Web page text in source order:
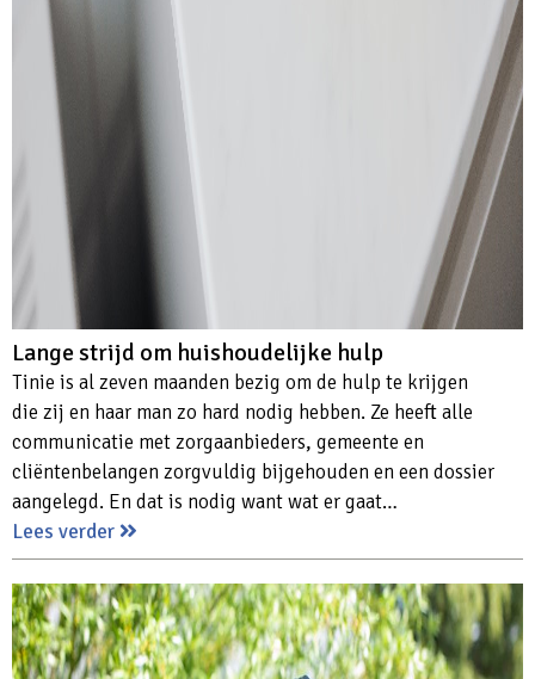
Lange strijd om huishoudelijke hulp
Tinie is al zeven maanden bezig om de hulp te krijgen
die zij en haar man zo hard nodig hebben. Ze heeft alle
communicatie met zorgaanbieders, gemeente en
cliëntenbelangen zorgvuldig bijgehouden en een dossier
aangelegd. En dat is nodig want wat er gaat…
Lees verder